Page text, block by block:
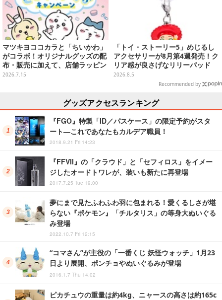
マツキヨココカラと「ちいかわ」
がコラボ！オリジナルグッズの配
布・販売に加えて、店舗ラッピン
グや”花火打ち上げ”まで盛り沢山
2026.7.15
「トイ・ストーリー5」めじるし
アクセサリーが8月第4週発売！ク
リア感が良さげなリリーパッド
や、ジェシーなど全5種ラインナ
2026.8.5
Recommended by
グッズアクセスランキング
『FGO』特製「ID／パスケース」の限定予約がスタ
ート―これであなたもカルデア職員！
2018.9.21 Fri 14:23
『FFVII』の「クラウド」と「セフィロス」をイメー
ジしたオードトワレが、装いも新たに再登場
2017.7.25 Tue 19:00
夢にまで見たふわふわ羽に包まれる！愛くるしさが堪
らない『ポケモン』「チルタリス」の等身大ぬいぐる
み登場
2022.10.7 Fri 12:15
“コマさん”が主役の「一番くじ 妖怪ウォッチ」1月23
日より展開、ポンチョやぬいぐるみが登場
2016.1.7 Thu 14:02
ピカチュウの重量は約4kg、ニャースの高さは約165c